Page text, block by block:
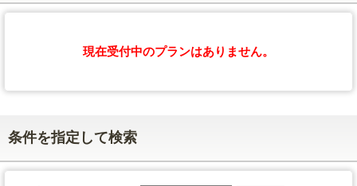
現在受付中のプランはありません。
条件を指定して検索